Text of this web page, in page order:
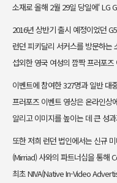
소재로올해 2월 29일 당일에‘ LG
2016년 상반기 출시 예정이었던
런던 피키달리 서커스를 방문하는
섭외한 영국 여성의 깜짝 프러포
이벤트에 참여한 327명과 일반 대
프러포즈 이벤트 영상은 온라인상
알리고 이미지를 높이는 데 큰 성
또한 저희 런던 법인에서는 신규
(Mirriad) 사와의 파트너십을 통해
최초 NIVA(Native In-Video